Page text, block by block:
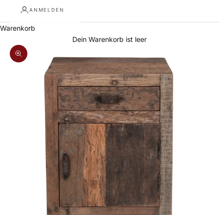
ANMELDEN
Warenkorb
Dein Warenkorb ist leer
Bild vergrößern